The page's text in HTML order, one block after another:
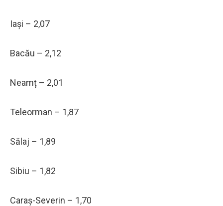
Iași – 2,07
Bacău – 2,12
Neamț – 2,01
Teleorman – 1,87
Sălaj – 1,89
Sibiu – 1,82
Caraș-Severin – 1,70